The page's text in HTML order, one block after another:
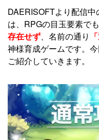
DAERISOFTより配信
は、RPGの目玉要素で
存在せず、名前の通り
神様育成ゲームです。
ご紹介していきます。